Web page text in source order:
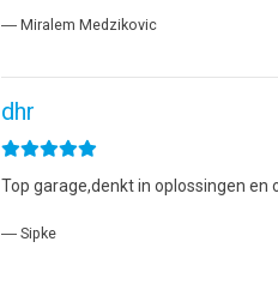
― Miralem Medzikovic
dhr
Top garage,denkt in oplossingen en
― Sipke